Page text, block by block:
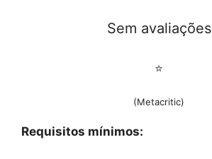
Sem avaliações
⭐
(Metacritic)
Requisitos mínimos: